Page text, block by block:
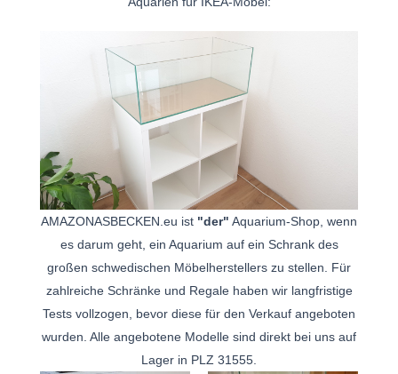
AMAZONASBECKEN.eu ist "der" Aquarium-Shop, wenn
es darum geht, ein Aquarium auf ein Schrank des
großen schwedischen Möbelherstellers zu stellen. Für
zahlreiche Schränke und Regale haben wir langfristige
Tests vollzogen, bevor diese für den Verkauf angeboten
wurden. Alle angebotene Modelle sind direkt bei uns auf
Lager in PLZ 31555.